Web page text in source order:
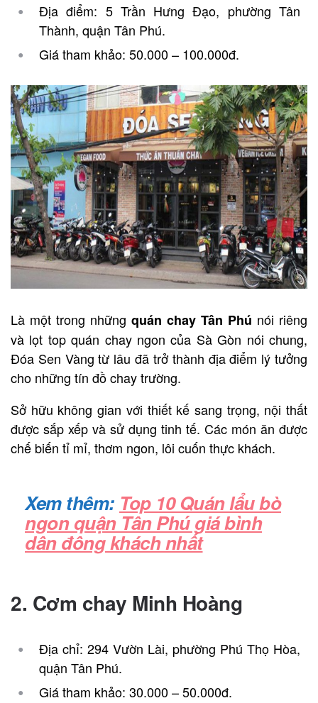
Địa điểm: 5 Trần Hưng Đạo, phường Tân
Thành, quận Tân Phú.
Giá tham khảo: 50.000 – 100.000đ.
Là một trong những quán chay Tân Phú nói riêng
và lọt top quán chay ngon của Sà Gòn nói chung,
Đóa Sen Vàng từ lâu đã trở thành địa điểm lý tưởng
cho những tín đồ chay trường.
Sở hữu không gian với thiết kế sang trọng, nội thất
được sắp xếp và sử dụng tinh tế. Các món ăn được
chế biến tỉ mỉ, thơm ngon, lôi cuốn thực khách.
Xem thêm: Top 10 Quán lẩu bò
ngon quận Tân Phú giá bình
dân đông khách nhất
2. Cơm chay Minh Hoàng
Địa chỉ: 294 Vườn Lài, phường Phú Thọ Hòa,
quận Tân Phú.
Giá tham khảo: 30.000 – 50.000đ.